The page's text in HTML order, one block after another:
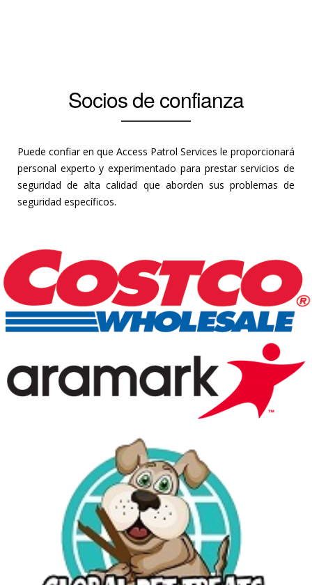
Socios de confianza
Puede confiar en que Access Patrol Services le proporcionará
personal experto y experimentado para prestar servicios de
seguridad de alta calidad que aborden sus problemas de
seguridad específicos.